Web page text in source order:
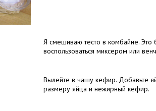
Я смешиваю тесто в комбайне.
воспользоваться миксером или
Вылейте в чашу кефир. Добавьте
размеру яйца и нежирный кефир.